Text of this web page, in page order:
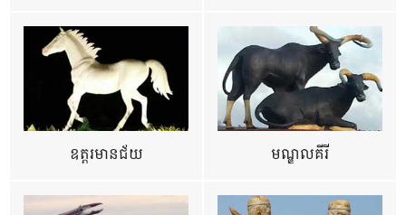
ឧត្ដរមានជ័យ មណ្ឌលគីរី